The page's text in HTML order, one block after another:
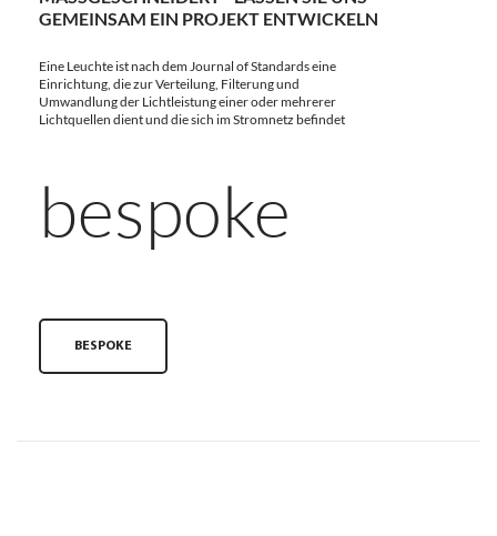
EMEINSAM EIN PROJEKT ENTWICKELN
Eine Leuchte ist nach dem Journal of Standards eine
Einrichtung, die zur Verteilung, Filterung und
Umwandlung der Lichtleistung einer oder mehrerer
Lichtquellen dient und die sich im Stromnetz befindet
bespoke
BESPOKE